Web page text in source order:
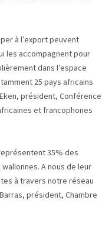
à l’export peuvent
les accompagnent pour
dans l’espace
25 pays africains
président, Conférence
et francophones
35% des
A nous de leur
à travers notre réseau
président, Chambre